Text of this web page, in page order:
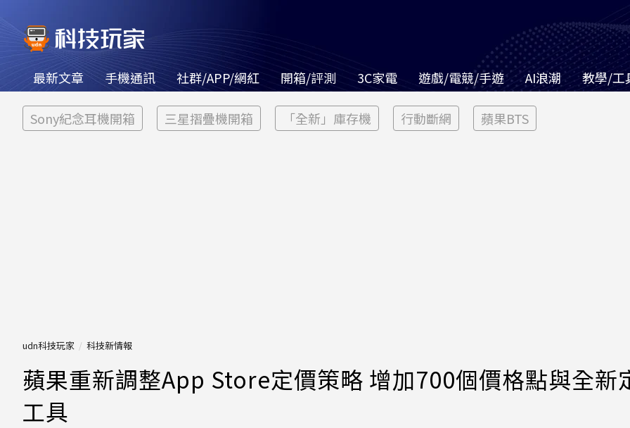
最新文章 手機通訊 社群/APP/網紅 開箱/評測 3C家電 遊戲/電競/手遊 AI浪潮 教學/工
Sony紀念耳機開箱 三星摺疊機開箱 「全新」庫存機 行動斷網 蘋果BTS
udn科技玩家 科技新情報
蘋果重新調整App Store定價策略 增加700個價格點與全新
工具